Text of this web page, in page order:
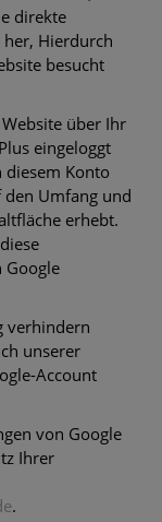
direkte
Hierdurch
besucht
über Ihr
eingeloggt
diesem Konto
Umfang und
erhebt.
Google
verhindern
unserer
Account
von Google
Ihrer
.